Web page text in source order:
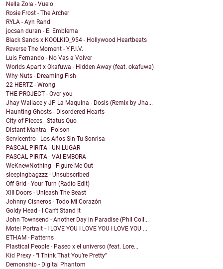
Nella Zola - Vuelo
Rosie Frost - The Archer
RYLA - Ayn Rand
jocsan duran - El Emblema
Black Sands x KOOLKID_954 - Hollywood Heartbeats
Reverse The Moment - Y.P.I.V.
Luis Fernando - No Vas a Volver
Worlds Apart x Okafuwa - Hidden Away (feat. okafuwa)
Why Nuts - Dreaming Fish
22 HERTZ - Wrong
THE PROJECT - Over you
Jhay Wallace y JP La Maquina - Dosis (Remix by Jha...
Haunting Ghosts - Disordered Hearts
City of Pieces - Status Quo
Distant Mantra - Poison
Servicentro - Los Años Sin Tu Sonrisa
PASCAL PIRITA - UN LUGAR
PASCAL PIRITA - VAI EMBORA
WeKnewNothing - Figure Me Out
sleepingbagzzz - Unsubscribed
Off Grid - Your Turn (Radio Edit)
XIII Doors - Unleash The Beast
Johnny Cisneros - Todo Mi Corazón
Goldy Head - I Can't Stand It
John Townsend - Another Day in Paradise (Phil Coll...
Motel Portrait - I LOVE YOU I LOVE YOU I LOVE YOU ...
ETHAM - Patterns
Plastical People - Paseo x el universo (feat. Lore...
Kid Prexy - “I Think That You’re Pretty”
Demonship - Digital Phantom